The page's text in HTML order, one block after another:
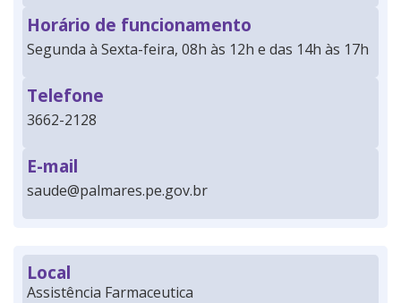
Horário de funcionamento
Segunda à Sexta-feira, 08h às 12h e das 14h às 17h
Telefone
3662-2128
E-mail
saude@palmares.pe.gov.br
Local
Assistência Farmaceutica